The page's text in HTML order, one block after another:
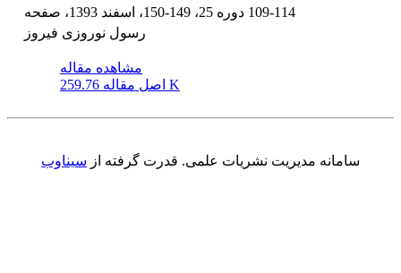
109-114
رسول نوروزی فیروز
مشاهده مقاله
اصل مقاله 259.76 K
سامانه مدیریت نشریات علمی. قدرت گرفته از سیناوب